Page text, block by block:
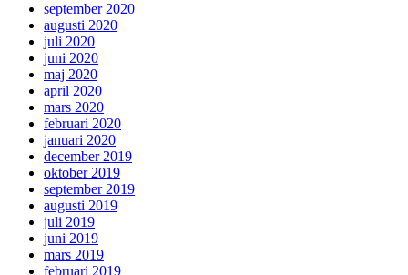
september 2020
augusti 2020
juli 2020
juni 2020
maj 2020
april 2020
mars 2020
februari 2020
januari 2020
december 2019
oktober 2019
september 2019
augusti 2019
juli 2019
juni 2019
mars 2019
februari 2019